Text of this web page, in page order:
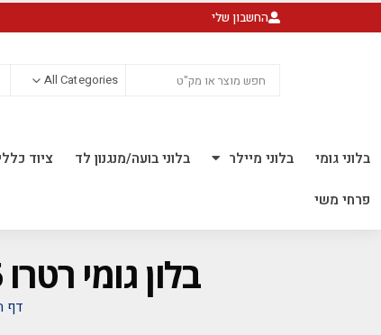
החשבון שלי
All Categories
בלוני גומי בלוני מיילר בלוני בועה/מנגנון לד ציוד
פרחי משי
בלון גומי רטרו 5 אינץ' חבילה של 100 יח' LIGHT COFFEE 153
דף